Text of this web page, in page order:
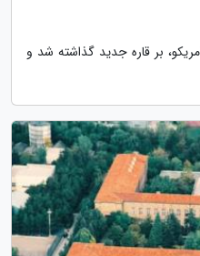
بر قاره جدید گذاشته شد و